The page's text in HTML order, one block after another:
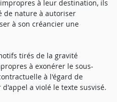
à leur destination, ils
de nature à autoriser
à son créancier une
tirés de la gravité
à exonérer le sous-
à l'égard de
a violé le texte susvisé.